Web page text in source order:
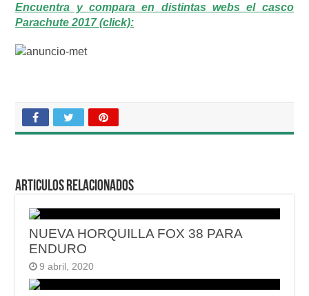
Encuentra y compara en distintas webs el casco
Parachute 2017 (click):
Articulos relacionados
NUEVA HORQUILLA FOX 38 PARA
ENDURO
9 abril, 2020